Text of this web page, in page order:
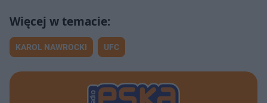
KAROL NAWROCKI UFC